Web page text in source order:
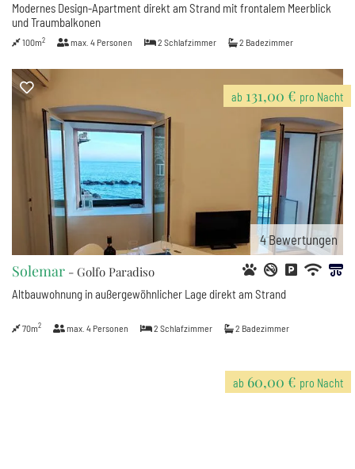
Modernes Design-Apartment direkt am Strand mit frontalem Meerblick
und Traumbalkonen
100m2 max. 4 Personen 2 Schlafzimmer 2 Badezimmer
ab 131,00 € pro Nacht
4Bewertungen
Solemar - Golfo Paradiso
Altbauwohnung in außergewöhnlicher Lage direkt am Strand
70m2 max. 4 Personen 2 Schlafzimmer 2 Badezimmer
ab 60,00 € pro Nacht